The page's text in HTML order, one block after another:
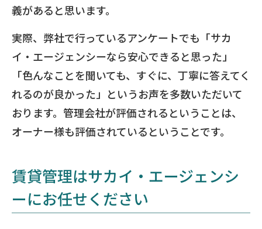
義があると思います。
実際、弊社で行っているアンケートでも「サカ
イ・エージェンシーなら安心できると思った」
「色んなことを聞いても、すぐに、丁寧に答えてく
れるのが良かった」というお声を多数いただいて
おります。管理会社が評価されるということは、
オーナー様も評価されているということです。
賃貸管理はサカイ・エージェンシ
ーにお任せください